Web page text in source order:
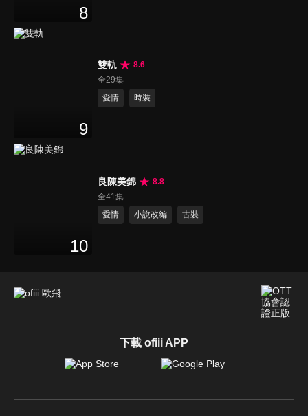
8
9
雙軌
8.6
全29集
愛情
時裝
10
良陳美錦
8.8
全41集
愛情
小說改編 古裝
下載 ofiii APP